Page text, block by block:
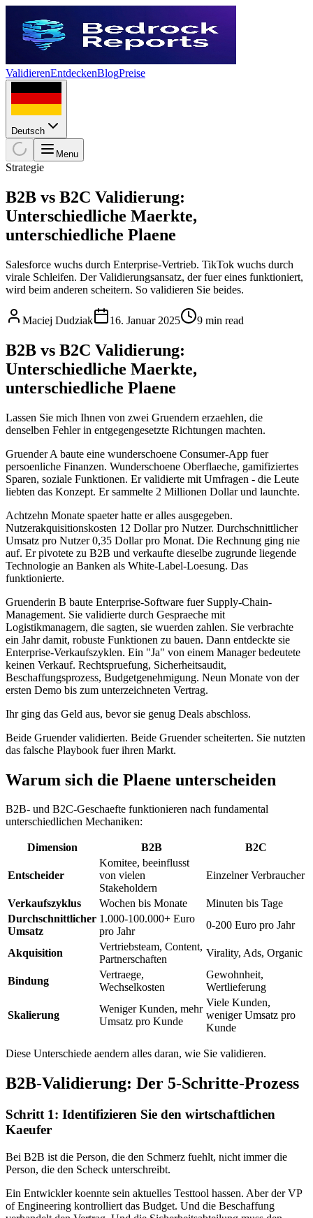
ValidierenEntdeckenBlogPreise
Deutsch
Menu
Strategie
B2B vs B2C Validierung:
Unterschiedliche Maerkte,
unterschiedliche Plaene
Salesforce wuchs durch Enterprise-Vertrieb. TikTok wuchs durch
virale Schleifen. Der Validierungsansatz, der fuer eines funktioniert,
wird beim anderen scheitern. So validieren Sie beides.
Maciej Dudziak 16. Januar 2025 9 min read
B2B vs B2C Validierung:
Unterschiedliche Maerkte,
unterschiedliche Plaene
Lassen Sie mich Ihnen von zwei Gruendern erzaehlen, die
denselben Fehler in entgegengesetzte Richtungen machten.
Gruender A baute eine wunderschoene Consumer-App fuer
persoenliche Finanzen. Wunderschoene Oberflaeche, gamifiziertes
Sparen, soziale Funktionen. Er validierte mit Umfragen - die Leute
liebten das Konzept. Er sammelte 2 Millionen Dollar und launchte.
Achtzehn Monate spaeter hatte er alles ausgegeben.
Nutzerakquisitionskosten 12 Dollar pro Nutzer. Durchschnittlicher
Umsatz pro Nutzer 0,35 Dollar pro Monat. Die Rechnung ging nie
auf. Er pivotete zu B2B und verkaufte dieselbe zugrunde liegende
Technologie an Banken als White-Label-Loesung. Das
funktionierte.
Gruenderin B baute Enterprise-Software fuer Supply-Chain-
Management. Sie validierte durch Gespraeche mit
Logistikmanagern, die sagten, sie wuerden zahlen. Sie verbrachte
ein Jahr damit, robuste Funktionen zu bauen. Dann entdeckte sie
Enterprise-Verkaufszyklen. Ein "Ja" von einem Manager bedeutete
keinen Verkauf. Rechtspruefung, Sicherheitsaudit,
Beschaffungsprozess, Budgetgenehmigung. Neun Monate von der
ersten Demo bis zum unterzeichneten Vertrag.
Ihr ging das Geld aus, bevor sie genug Deals abschloss.
Beide Gruender validierten. Beide Gruender scheiterten. Sie nutzten
das falsche Playbook fuer ihren Markt.
Warum sich die Plaene unterscheiden
B2B- und B2C-Geschaefte funktionieren nach fundamental
unterschiedlichen Mechaniken:
Dimension B2B B2C
Entscheider
Komitee, beeinflusst
von vielen
Stakeholdern
Einzelner Verbraucher
Verkaufszyklus Wochen bis Monate
Minuten bis Tage
Durchschnittlicher
Umsatz
1.000-100.000+ Euro
pro Jahr
0-200 Euro pro Jahr
Akquisition
Vertriebsteam, Content,
Partnerschaften
Virality, Ads, Organic
Bindung
Vertraege,
Wechselkosten
Gewohnheit,
Wertlieferung
Skalierung
Weniger Kunden, mehr
Umsatz pro Kunde
Viele Kunden,
weniger Umsatz pro
Kunde
Diese Unterschiede aendern alles daran, wie Sie validieren.
B2B-Validierung: Der 5-Schritte-Prozess
Schritt 1: Identifizieren Sie den wirtschaftlichen
Kaeufer
Bei B2B ist die Person, die den Schmerz fuehlt, nicht immer die
Person, die den Scheck unterschreibt.
Ein Entwickler koennte sein aktuelles Testtool hassen. Aber der VP
of Engineering kontrolliert das Budget. Und die Beschaffung